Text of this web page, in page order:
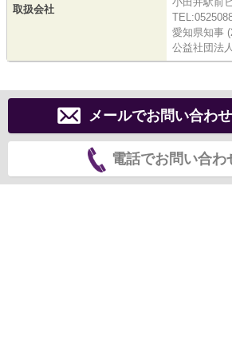
取扱会社
愛知県知事
公益社団法
メールでお問い合わ
電話でお問い合わ